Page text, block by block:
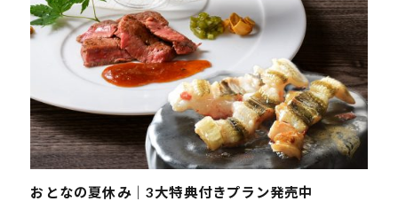
おとなの夏休み｜3大特典付きプラン発売中